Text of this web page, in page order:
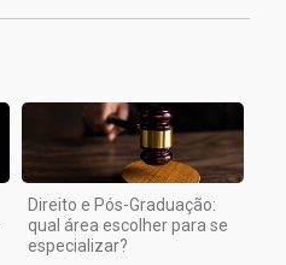
Direito e Pós-Graduação:
qual área escolher para se
especializar?